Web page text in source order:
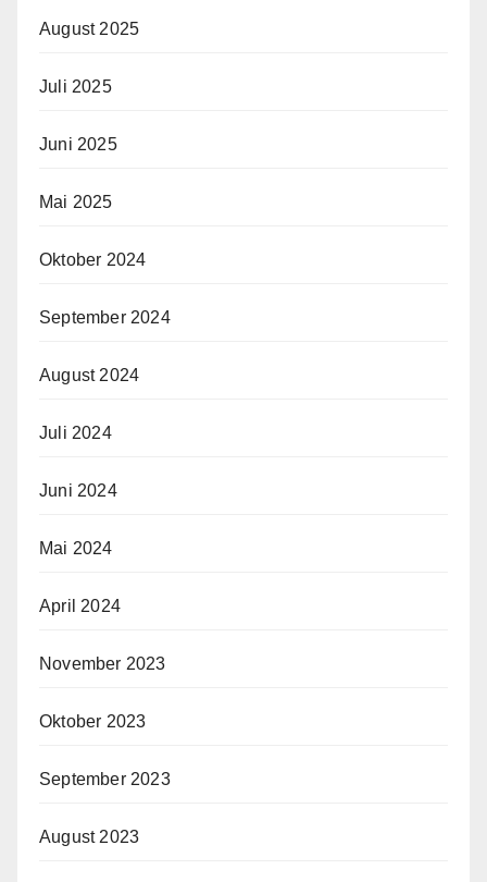
August 2025
Juli 2025
Juni 2025
Mai 2025
Oktober 2024
September 2024
August 2024
Juli 2024
Juni 2024
Mai 2024
April 2024
November 2023
Oktober 2023
September 2023
August 2023